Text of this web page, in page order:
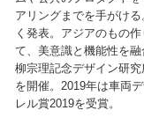
アリングまでを手がけ
く発表。アジアのもの
て、美意識と機能性を
柳宗理記念デザイン研
を開催。2019年は車両
レル賞2019を受賞。